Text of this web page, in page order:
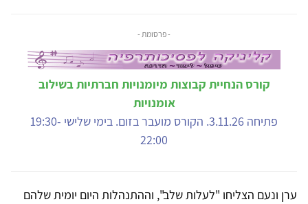
- פרסומת -
קורס הנחיית קבוצות מיומנויות חברתיות בשילוב
אומנויות
פתיחה 3.11.26. הקורס מועבר בזום. בימי שלישי 19:30-
22:00
ערן ונעם הצליחו "לעלות שלב", וההתנהלות היום יומית שלהם